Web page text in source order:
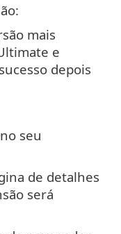
mais
e
depois
seu
de detalhes
será